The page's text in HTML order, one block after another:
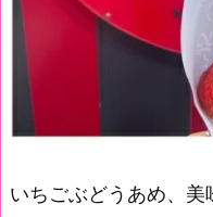
いちごぶどうあめ、美